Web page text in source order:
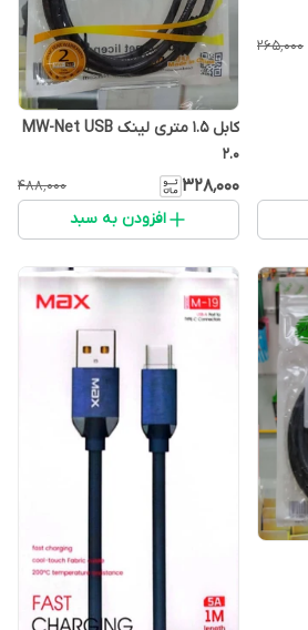
۲۶۵٬۰۰۰
کابل 1.5 متری لینک MW-Net USB
2.0
۳۲۸٬۰۰۰ ۴۸۸٬۰۰۰
افزودن به سبد